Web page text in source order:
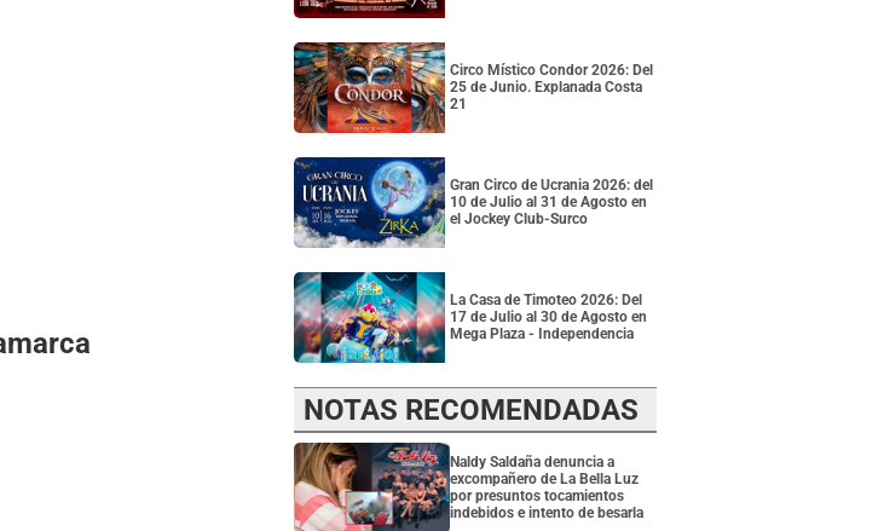
Circo Místico Condor 2026: Del
25 de Junio. Explanada Costa
21
Gran Circo de Ucrania 2026: del
10 de Julio al 31 de Agosto en
el Jockey Club-Surco
La Casa de Timoteo 2026: Del
17 de Julio al 30 de Agosto en
Mega Plaza - Independencia
NOTAS RECOMENDADAS
Naldy Saldaña denuncia a
excompañero de La Bella Luz
por presuntos tocamientos
indebidos e intento de besarla